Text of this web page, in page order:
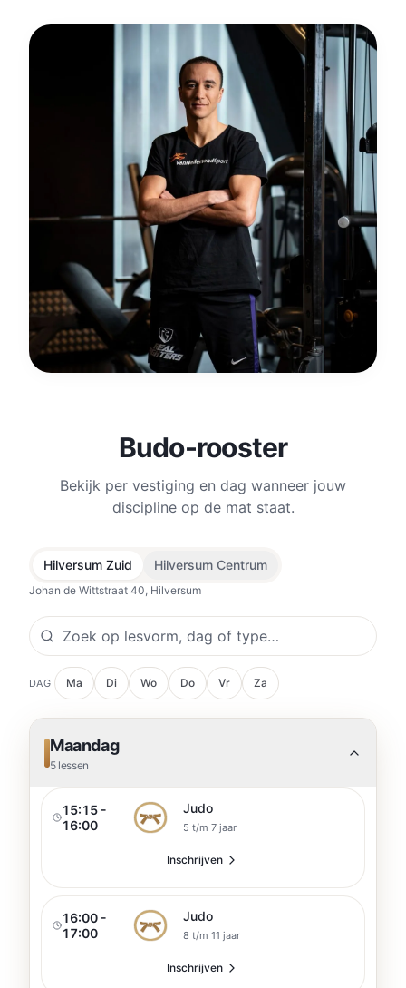
Budo-rooster
Bekijk per vestiging en dag wanneer jouw
discipline op de mat staat.
Hilversum Zuid Hilversum Centrum
Johan de Wittstraat 40, Hilversum
DAG Ma Di Wo Do Vr Za
Maandag
5 lessen
15:15 -
16:00
Judo
5 t/m 7 jaar
Inschrijven
16:00 -
17:00
Judo
8 t/m 11 jaar
Inschrijven